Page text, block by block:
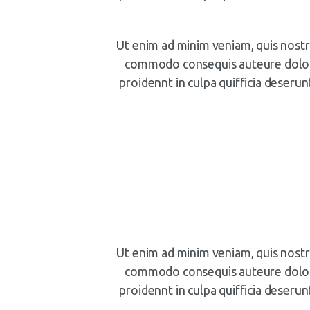
Ut enim ad minim veniam, quis
commodo consequis auteure
proidennt in culpa quifficia
Ut enim ad minim veniam, quis
commodo consequis auteure
proidennt in culpa quifficia